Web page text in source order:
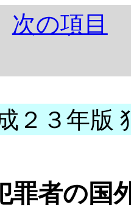
次の項目
２３年版
者の国